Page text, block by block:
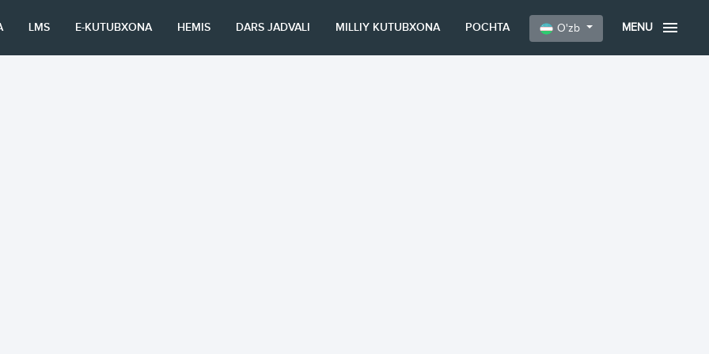
LMS E-KUTUBXONA HEMIS DARS JADVALI MILLIY KUTUBXONA POCHTA O'zb MENU